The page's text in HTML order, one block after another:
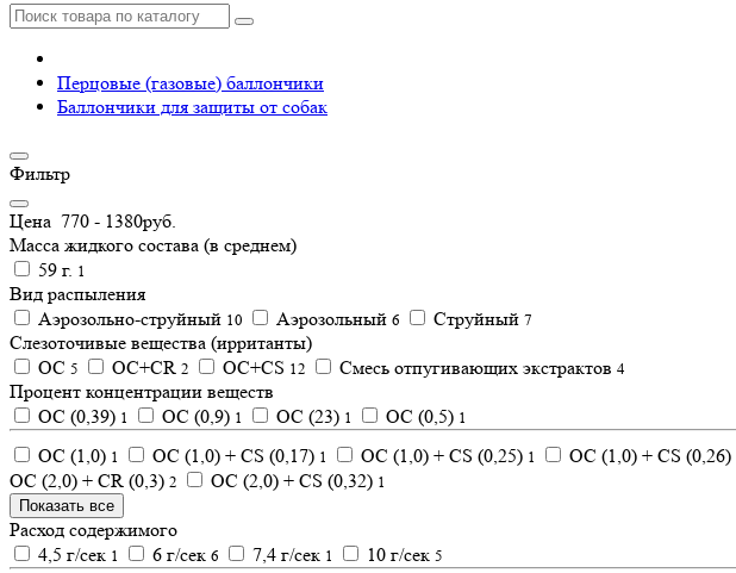
Перцовые (газовые) баллончики
Баллончики для защиты от собак
Фильтр
Цена 770 - 1380руб.
Масса жидкого состава (в среднем)
59 г. 1
Вид распыления
Аэрозольно-струйный 10 Аэрозольный 6 Струйный 7
Слезоточивые вещества (ирританты)
ОC 5 ОC+CR 2 ОC+CS 12 Смесь отпугивающих экстрактов 4
Процент концентрации веществ
OC (0,39) 1 OC (0,9) 1 OC (23) 1 ОС (0,5) 1
ОС (1,0) 1 ОС (1,0) + CS (0,17) 1 ОС (1,0) + CS (0,25) 1 ОС (1,0) + CS (0,26)
ОС (2,0) + CR (0,3) 2 ОС (2,0) + CS (0,32) 1
Показать все
Расход содержимого
4,5 г/сек 1 6 г/сек 6 7,4 г/сек 1 10 г/сек 5